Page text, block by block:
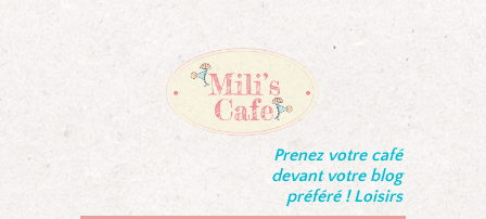
Prenez votre café
devant votre blog
préféré ! Loisirs